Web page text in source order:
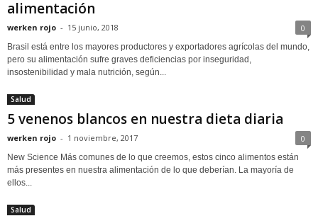
alimentación
werken rojo - 15 junio, 2018 0
Brasil está entre los mayores productores y exportadores agrícolas del mundo,
pero su alimentación sufre graves deficiencias por inseguridad,
insostenibilidad y mala nutrición, según...
Salud
5 venenos blancos en nuestra dieta diaria
werken rojo - 1 noviembre, 2017 0
New Science Más comunes de lo que creemos, estos cinco alimentos están
más presentes en nuestra alimentación de lo que deberían. La mayoría de
ellos...
Salud